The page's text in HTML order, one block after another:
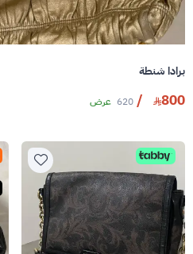
برادا شنطة
800
/
620 عرض